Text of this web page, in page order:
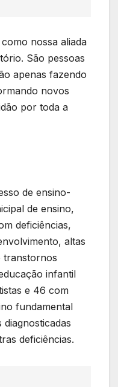
nossa aliada
São pessoas
apenas fazendo
novos
por toda a
de ensino-
de ensino,
deficiências,
altas
transtornos
infantil
e 46 com
fundamental
deficiências.